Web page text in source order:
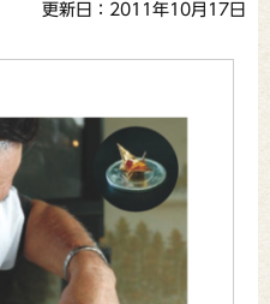
更新日：2011年10月17日